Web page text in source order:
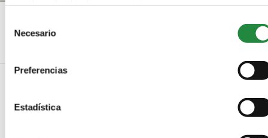
Necesario
Preferencias
Estadística
La serie «Carlos, Rey Emperador» ya tiene su videojuego